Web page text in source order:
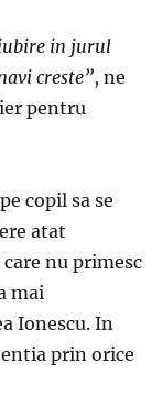
in jurul
creste”, ne
pentru
copil sa se
atat
nu primesc
mai
Ionescu. In
prin orice